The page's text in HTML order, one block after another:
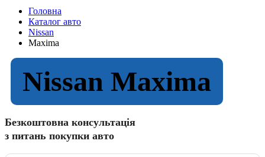
Головна
Каталог авто
Nissan
Maxima
Nissan Maxima
Безкоштовна консультація
з питань покупки авто